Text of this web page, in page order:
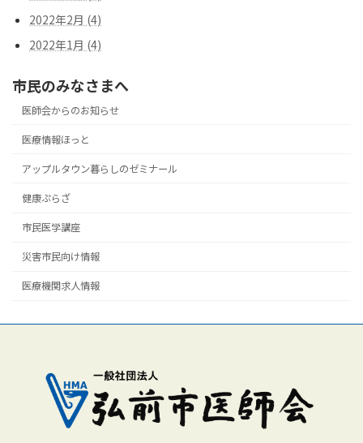
2022年2月 (4)
2022年1月 (4)
市民のみなさまへ
医師会からのお知らせ
医療情報ほっと
アップルタウン暮らしのゼミナール
健康ぷらざ
市民医学講座
災害市民向け情報
医療機関求人情報